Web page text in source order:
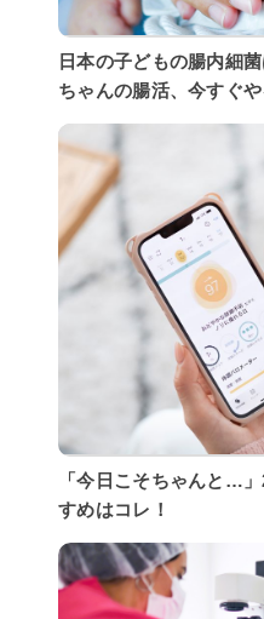
日本の子どもの腸内細
ちゃんの腸活、今すぐや
「今日こそちゃんと…
すめはコレ！